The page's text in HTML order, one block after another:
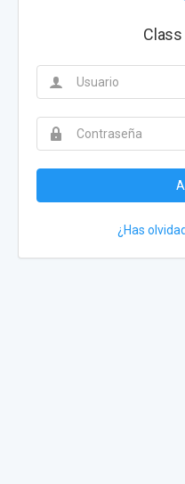
Class
¿Has